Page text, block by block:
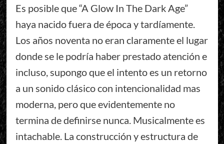
Es posible que “A Glow In The Dark Age”
haya nacido fuera de época y tardíamente.
Los años noventa no eran claramente el lugar
donde se le podría haber prestado atención e
incluso, supongo que el intento es un retorno
a un sonido clásico con intencionalidad mas
moderna, pero que evidentemente no
termina de definirse nunca. Musicalmente es
intachable. La construcción y estructura de